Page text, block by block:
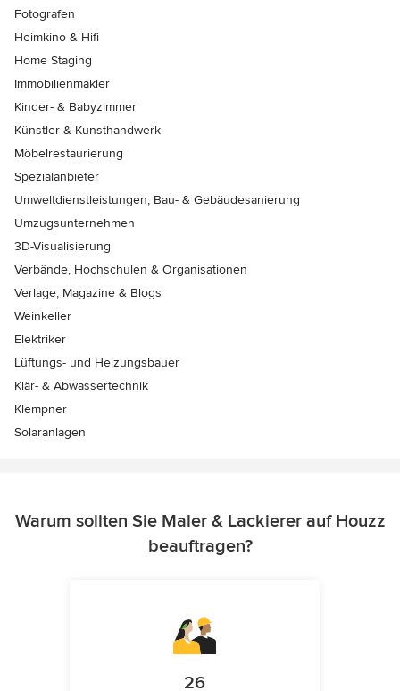
Fotografen
Heimkino & Hifi
Home Staging
Immobilienmakler
Kinder- & Babyzimmer
Künstler & Kunsthandwerk
Möbelrestaurierung
Spezialanbieter
Umweltdienstleistungen, Bau- & Gebäudesanierung
Umzugsunternehmen
3D-Visualisierung
Verbände, Hochschulen & Organisationen
Verlage, Magazine & Blogs
Weinkeller
Elektriker
Lüftungs- und Heizungsbauer
Klär- & Abwassertechnik
Klempner
Solaranlagen
Warum sollten Sie Maler & Lackierer auf Houzz
beauftragen?
26